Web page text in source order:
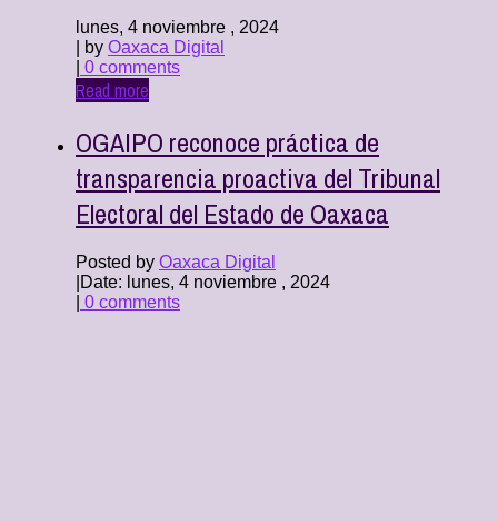
lunes, 4 noviembre , 2024
| by Oaxaca Digital
0 comments
Read more
OGAIPO reconoce práctica de
transparencia proactiva del Tribunal
Electoral del Estado de Oaxaca
Posted by Oaxaca Digital
Date: lunes, 4 noviembre , 2024
0 comments